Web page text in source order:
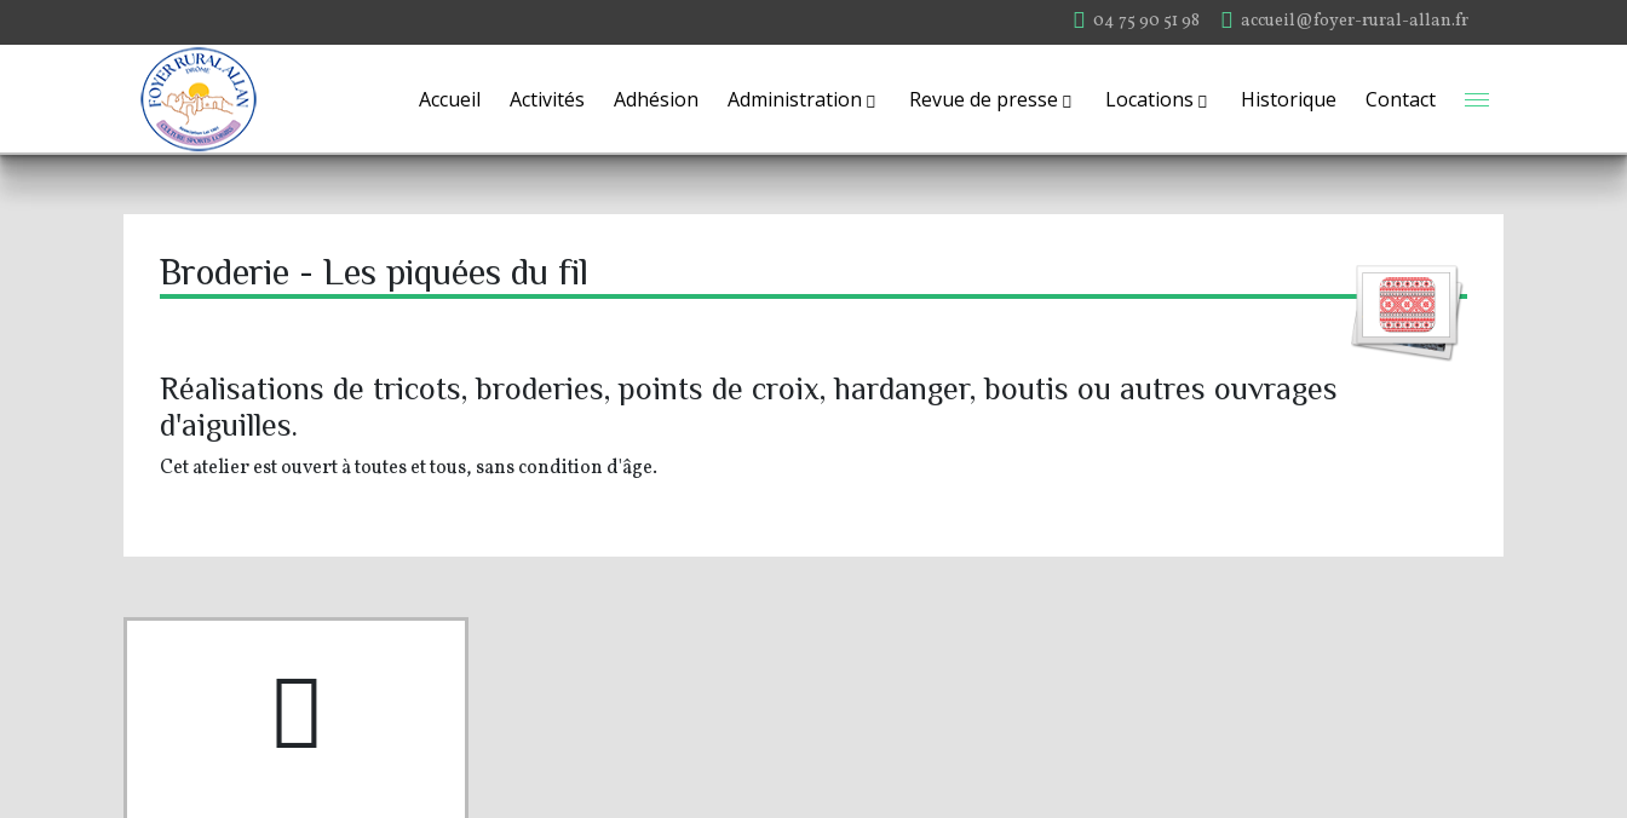
04 75 90 51 98 accueil@foyer-rural-allan.fr
Accueil Activités Adhésion Administration Revue de presse Locations Historique Contact
Broderie - Les piquées du fil
Réalisations de tricots, broderies, points de croix, hardanger, boutis ou autres ouvrages
d'aiguilles.
Cet atelier est ouvert à toutes et tous, sans condition d'âge.